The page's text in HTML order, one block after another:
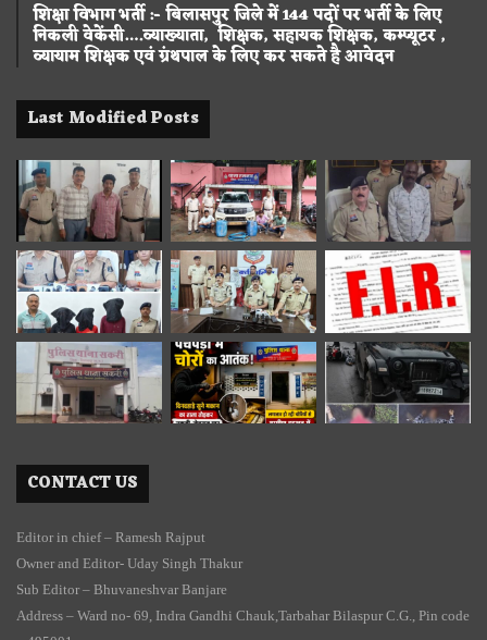
शिक्षा विभाग भर्ती :- बिलासपुर जिले में 144 पदों पर भर्ती के लिए
निकली वेकेंसी….व्याख्याता, शिक्षक, सहायक शिक्षक, कम्प्यूटर ,
व्यायाम शिक्षक एवं ग्रंथपाल के लिए कर सकते है आवेदन
Last Modified Posts
CONTACT US
Editor in chief – Ramesh Rajput
Owner and Editor- Uday Singh Thakur
Sub Editor – Bhuvaneshvar Banjare
Address – Ward no- 69, Indra Gandhi Chauk,Tarbahar Bilaspur C.G., Pin code